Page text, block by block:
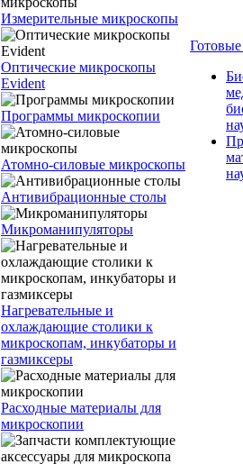
Измерительные микроскопы
Оптические микроскопы
Evident
Программы микроскопии
Атомно-силовые микроскопы
Антивибрационные столы
Микроманипуляторы
Нагревательные и
охлаждающие столики к
микроскопам, инкубаторы и
газмиксеры
Расходные материалы для
микроскопии